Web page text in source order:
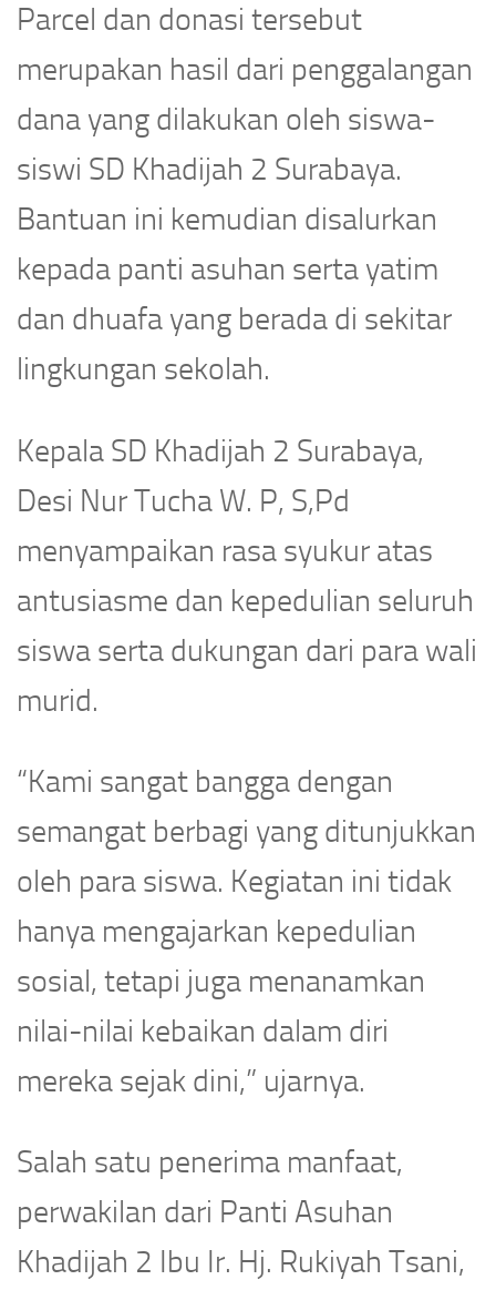
Parcel dan donasi tersebut
merupakan hasil dari penggalangan
dana yang dilakukan oleh siswa-
siswi SD Khadijah 2 Surabaya.
Bantuan ini kemudian disalurkan
kepada panti asuhan serta yatim
dan dhuafa yang berada di sekitar
lingkungan sekolah.
Kepala SD Khadijah 2 Surabaya,
Desi Nur Tucha W. P, S,Pd
menyampaikan rasa syukur atas
antusiasme dan kepedulian seluruh
siswa serta dukungan dari para wali
murid.
“Kami sangat bangga dengan
semangat berbagi yang ditunjukkan
oleh para siswa. Kegiatan ini tidak
hanya mengajarkan kepedulian
sosial, tetapi juga menanamkan
nilai-nilai kebaikan dalam diri
mereka sejak dini,” ujarnya.
Salah satu penerima manfaat,
perwakilan dari Panti Asuhan
Khadijah 2 Ibu Ir. Hj. Rukiyah Tsani,